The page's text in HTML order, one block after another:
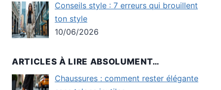
Conseils style : 7 erreurs qui brouillent
ton style
10/06/2026
ARTICLES À LIRE ABSOLUMENT…
Chaussures : comment rester élégante